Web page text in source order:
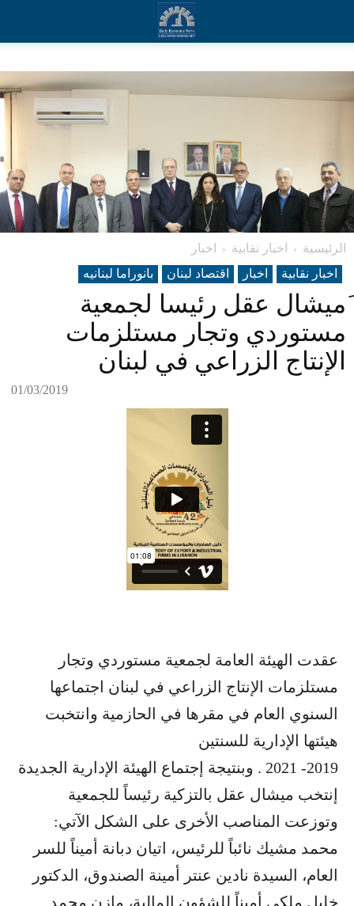
الرئيسية اخبار نقابية
اخبار
اخبار نقابية
اخبار اقتصاد لبنان بانوراما لبنانیه
َميشال عقل رئيسا لجمعية
مستوردي وتجار مستلزمات
الإنتاج الزراعي في لبنان
01/03/2019
عقدت الهيئة العامة لجمعية مستوردي وتجار
مستلزمات الإنتاج الزراعي في لبنان اجتماعها
السنوي العام في مقرها في الحازمية وانتخبت
هيئتها الإدارية للسنتين
2019- 2021 . وبنتيجة إجتماع الهيئة الإدارية الجديدة
إنتخب ميشال عقل بالتزكية رئيساً للجمعية
وتوزعت المناصب الأخرى على الشكل الآتي:
محمد مشيك نائباً للرئيس، اتيان دبانة أميناً للسر
العام، السيدة نادين عنتر أمينة الصندوق، الدكتور
خليل ملكي أميناً للشؤون المالية، مازن محمد